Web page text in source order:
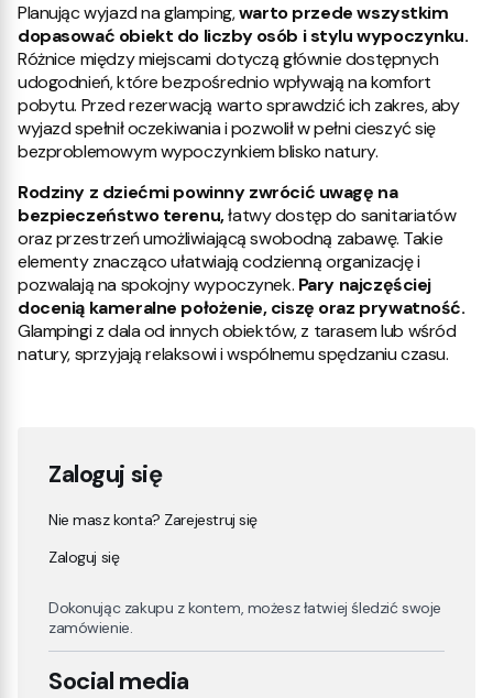
Planując wyjazd na glamping,warto przede wszystkim
dopasować obiekt do liczby osób i stylu wypoczynku.
Różnice między miejscami dotyczą głównie dostępnych
udogodnień, które bezpośrednio wpływają na komfort
pobytu. Przed rezerwacją warto sprawdzić ich zakres, aby
wyjazd spełnił oczekiwania i pozwolił w pełni cieszyć się
bezproblemowym wypoczynkiem blisko natury.
Rodziny z dziećmi powinny zwrócić uwagę na
bezpieczeństwo terenu,łatwy dostęp do sanitariatów
oraz przestrzeń umożliwiającą swobodną zabawę. Takie
elementy znacząco ułatwiają codzienną organizację i
pozwalają na spokojny wypoczynek. Pary najczęściej
docenią kameralne położenie, ciszę oraz prywatność.
Glampingi z dala od innych obiektów, z tarasem lub wśród
natury, sprzyjają relaksowi i wspólnemu spędzaniu czasu.
Zaloguj się
Nie masz konta? Zarejestruj się
Zaloguj się
Dokonując zakupu z kontem, możesz łatwiej śledzić swoje
zamówienie.
Social media